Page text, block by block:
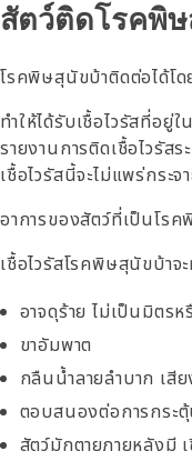
สัตว์ติดโรคพิษ
โรคพิษสุนัขบ้าติดต่อได้โ
ทำให้ได้รับเชื้อไวรัสที่อ
รายงานการติดเชื้อไวรัส
เชื้อไวรัสนี้จะไม่แพร่กระ
อาการของสัตว์ที่เป็นโร
เชื้อไวรัสโรคพิษสุนัขบ้า
อาจดุร้าย ไม่เป็นมิตรห
ขาอัมพาต
กลืนน้ำลายลําบาก เสี
ตอบสนองต่อการกระ
สัตว์มักตายภายหลังมี